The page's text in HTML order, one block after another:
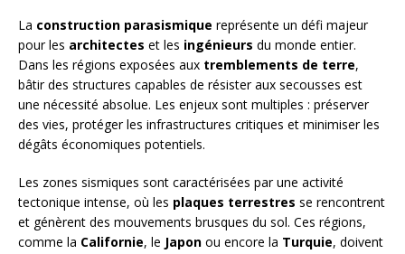
La construction parasismique représente un défi majeur
pour les architectes et les ingénieurs du monde entier.
Dans les régions exposées aux tremblements de terre,
bâtir des structures capables de résister aux secousses est
une nécessité absolue. Les enjeux sont multiples : préserver
des vies, protéger les infrastructures critiques et minimiser les
dégâts économiques potentiels.
Les zones sismiques sont caractérisées par une activité
tectonique intense, où les plaques terrestres se rencontrent
et génèrent des mouvements brusques du sol. Ces régions,
comme la Californie, le Japon ou encore la Turquie, doivent